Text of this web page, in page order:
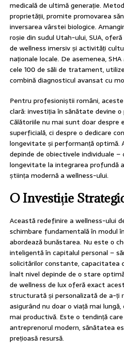
medicală de ultimă generație.
proprietății, promite promovarea
inversarea vârstei biologice.
roșie din sudul Utah-ului, SUA,
de wellness imersiv și activități
naționale locale. De asemenea,
cele 100 de săli de tratament,
combină diagnosticul avansat cu
Pentru profesioniștii români,
clară: investiția în sănătate devine
Călătoriile nu mai sunt doar despre
superficială, ci despre o dedicare
longevitate și performanță optimă.
depinde de obiectivele individuale –
longevitate la integrarea profundă
știința modernă a wellness-ului.
O Investiție
Această redefinire a wellness-ului
schimbare fundamentală în modul
abordează bunăstarea. Nu este o
inteligentă în capitalul personal –
solicitărilor constante, capacitatea
înalt nivel depinde de o stare
de wellness de lux oferă exact
structurată și personalizată de a-ți
asigurând nu doar o viață mai
mai productivă. Este o tendință
antreprenorul modern, sănătatea
prețioasă resursă.